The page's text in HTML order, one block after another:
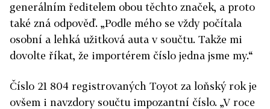
generálním ředitelem obou těchto značek, a proto
také zná odpověď. „Podle mého se vždy počítala
osobní a lehká užitková auta v součtu. Takže mi
dovolte říkat, že importérem číslo jedna jsme my.“
Číslo 21 804 registrovaných Toyot za loňský rok je
ovšem i navzdory součtu impozantní číslo. „V roce